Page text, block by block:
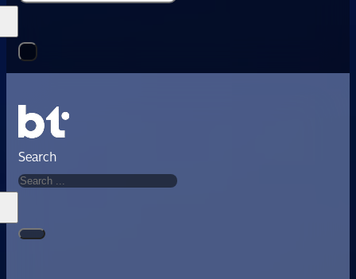
Search